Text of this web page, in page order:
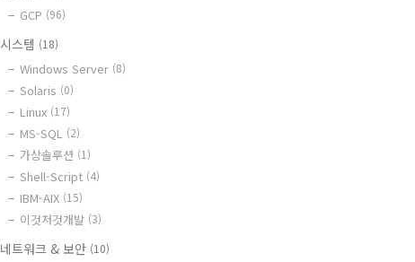
GCP (96)
시스템 (18)
Windows Server (8)
Solaris (0)
Linux (17)
MS-SQL (2)
가상솔루션 (1)
Shell-Script (4)
IBM-AIX (15)
이것저것개발 (3)
네트워크 & 보안 (10)